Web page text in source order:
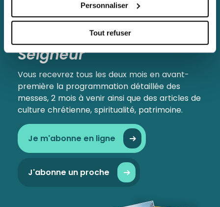
Personnaliser
Tout refuser
Abonnez-vous au
duJour du
Seigneur
Vous recevrez tous les deux mois en avant-
première la programmation détaillée des
messes, 2 mois à venir ainsi que des articles de
culture chrétienne, spiritualité, patrimoine.
Je m'abonne en ligne
J'abonne un proche